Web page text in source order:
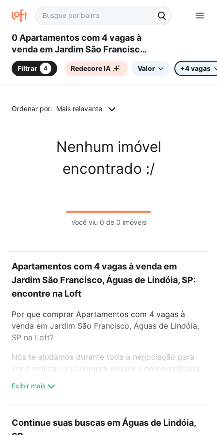
0 Apartamentos com 4 vagas à
venda em Jardim São Francisco,
Águas de Lindóia, SP
Filtrar 4 Redecore IA Valor +4 vagas
Ordenar por: Mais relevante
Nenhum imóvel
encontrado :/
Você viu 0 de 0 imóveis
Apartamentos com 4 vagas à venda em
Jardim São Francisco, Águas de Lindóia, SP:
encontre na Loft
Por que comprar Apartamentos com 4 vagas à
venda em Jardim São Francisco, Águas de Lindóia,
SP na Loft?
Nós te ajudamos durante toda a negociação para
você realizar uma compra segura e descomplicada.
trabalho e do metrô, aqui você vai encontrar a
oferta ideal de Apartamentos com 4 vagas à venda
em Jardim São Francisco, Águas de Lindóia, SP para
conquistar seu sonho. Agende uma visita presencial
Exibir mais
Continue suas buscas em Águas de Lindóia,